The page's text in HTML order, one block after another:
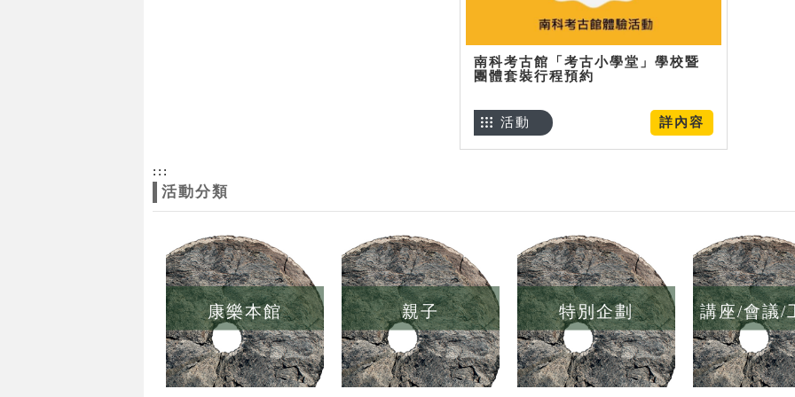
南科考古館「考古小學堂」學校暨
團體套裝行程預約
詳內容
活動
:::
活動分類
康樂本館 親子 特別企劃 講座/會議/